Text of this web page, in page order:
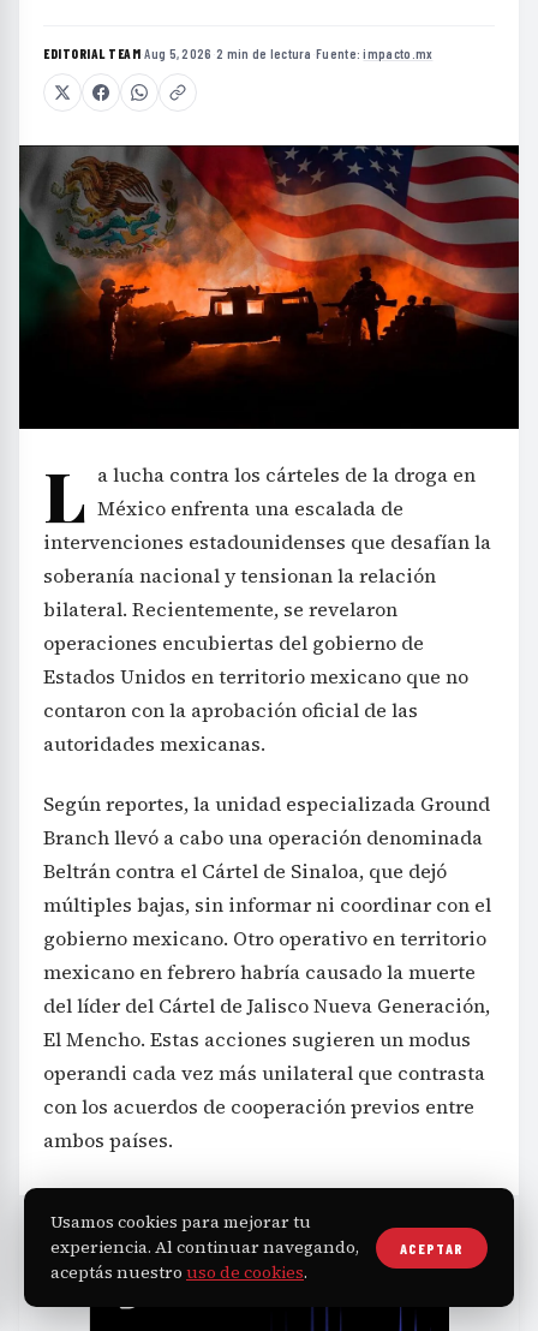
EDITORIAL TEAM·Aug 5, 2026 ·2 min de lectura ·Fuente:impacto.mx
L a lucha contra los cárteles de la droga en
México enfrenta una escalada de
intervenciones estadounidenses que desafían la
soberanía nacional y tensionan la relación
bilateral. Recientemente, se revelaron
operaciones encubiertas del gobierno de
Estados Unidos en territorio mexicano que no
contaron con la aprobación oficial de las
autoridades mexicanas.
Según reportes, la unidad especializada Ground
Branch llevó a cabo una operación denominada
Beltrán contra el Cártel de Sinaloa, que dejó
múltiples bajas, sin informar ni coordinar con el
gobierno mexicano. Otro operativo en territorio
mexicano en febrero habría causado la muerte
del líder del Cártel de Jalisco Nueva Generación,
El Mencho. Estas acciones sugieren un modus
operandi cada vez más unilateral que contrasta
con los acuerdos de cooperación previos entre
ambos países.
Usamos cookies para mejorar tu
experiencia. Al continuar navegando,
aceptás nuestro uso de cookies.
ACEPTAR